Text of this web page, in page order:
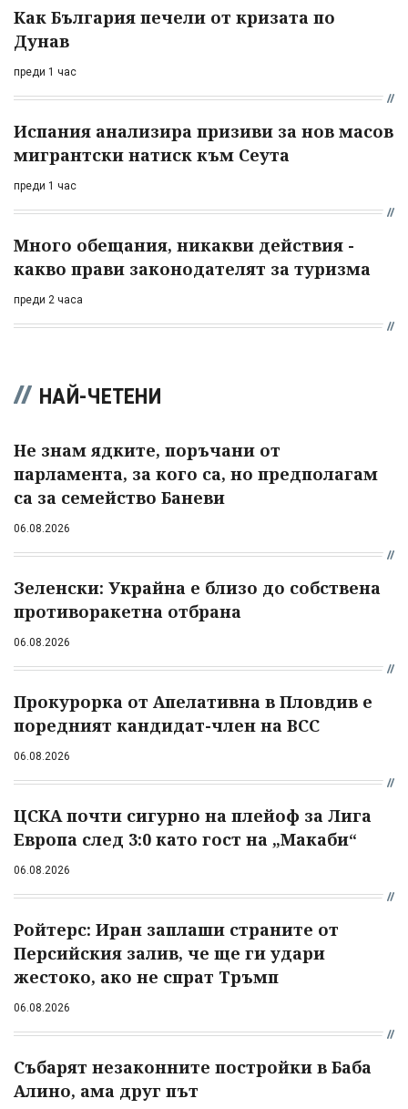
Как България печели от кризата по
Дунав
преди 1 час
Испания анализира призиви за нов масов
мигрантски натиск към Сеута
преди 1 час
Много обещания, никакви действия -
какво прави законодателят за туризма
преди 2 часа
НАЙ-ЧЕТЕНИ
Не знам ядките, поръчани от
парламента, за кого са, но предполагам
са за семейство Баневи
06.08.2026
Зеленски: Украйна е близо до собствена
противоракетна отбрана
06.08.2026
Прокурорка от Апелативна в Пловдив е
поредният кандидат-член на ВСС
06.08.2026
ЦСКА почти сигурно на плейоф за Лига
Европа след 3:0 като гост на „Макаби“
06.08.2026
Ройтерс: Иран заплаши страните от
Персийския залив, че ще ги удари
жестоко, ако не спрат Тръмп
06.08.2026
Събарят незаконните постройки в Баба
Алино, ама друг път